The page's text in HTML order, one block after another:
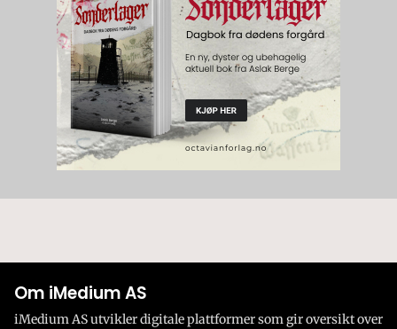
Om iMedium AS
iMedium AS utvikler digitale plattformer som gir oversikt over